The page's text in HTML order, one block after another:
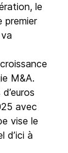
le
premier
M&A.
avec
vise le
d’ici à